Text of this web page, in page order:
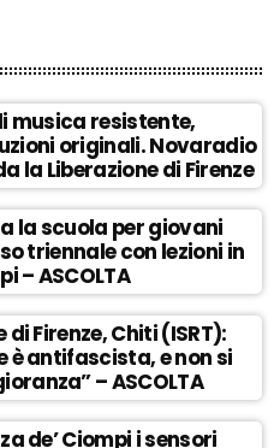
musica resistente,
originali. Novaradio
la Liberazione di Firenze
la scuola per giovani
triennale con lezioni in
– ASCOLTA
Firenze, Chiti (ISRT):
è antifascista, e non si
– ASCOLTA
de’ Ciompi i sensori